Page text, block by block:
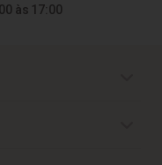
às 17:00